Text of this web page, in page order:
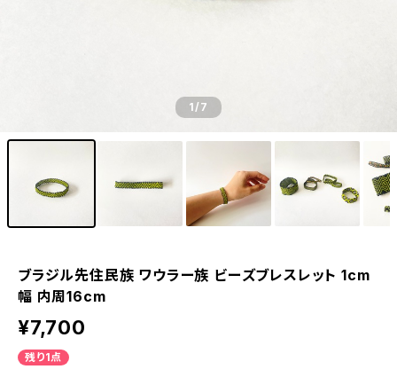
1/7
ブラジル先住民族 ワウラー族 ビーズブレスレット 1cm
幅 内周16cm
¥7,700
残り1点